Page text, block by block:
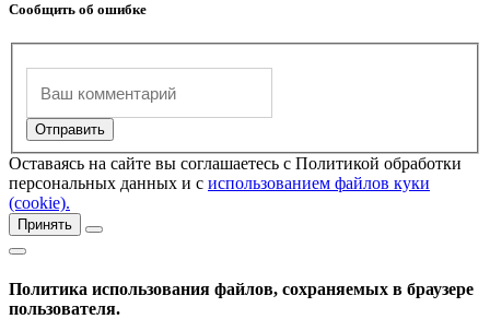
Сообщить об ошибке
Оставаясь на сайте вы соглашаетесь с Политикой обработки
персональных данных и с использованием файлов куки
(cookie).
Принять
Политика использования файлов, сохраняемых в браузере
пользователя.